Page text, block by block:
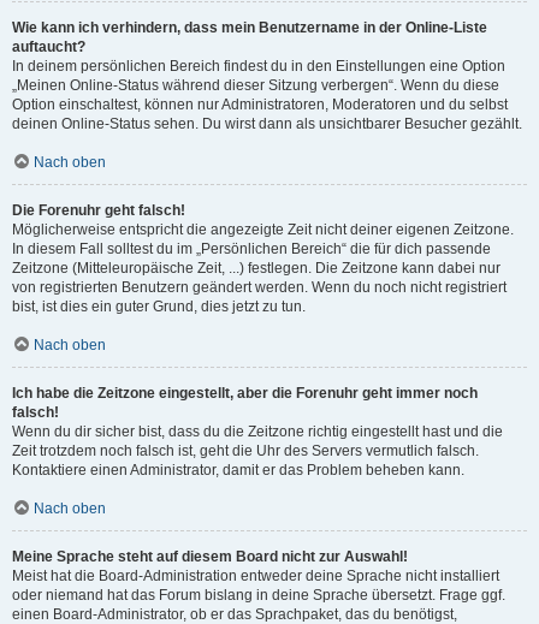
Wie kann ich verhindern, dass mein Benutzername in der Online-Liste
auftaucht?
In deinem persönlichen Bereich findest du in den Einstellungen eine Option
„Meinen Online-Status während dieser Sitzung verbergen“. Wenn du diese
Option einschaltest, können nur Administratoren, Moderatoren und du selbst
deinen Online-Status sehen. Du wirst dann als unsichtbarer Besucher gezählt.
Nach oben
Die Forenuhr geht falsch!
Möglicherweise entspricht die angezeigte Zeit nicht deiner eigenen Zeitzone.
In diesem Fall solltest du im „Persönlichen Bereich“ die für dich passende
Zeitzone (Mitteleuropäische Zeit, ...) festlegen. Die Zeitzone kann dabei nur
von registrierten Benutzern geändert werden. Wenn du noch nicht registriert
bist, ist dies ein guter Grund, dies jetzt zu tun.
Nach oben
Ich habe die Zeitzone eingestellt, aber die Forenuhr geht immer noch
falsch!
Wenn du dir sicher bist, dass du die Zeitzone richtig eingestellt hast und die
Zeit trotzdem noch falsch ist, geht die Uhr des Servers vermutlich falsch.
Kontaktiere einen Administrator, damit er das Problem beheben kann.
Nach oben
Meine Sprache steht auf diesem Board nicht zur Auswahl!
Meist hat die Board-Administration entweder deine Sprache nicht installiert
oder niemand hat das Forum bislang in deine Sprache übersetzt. Frage ggf.
einen Board-Administrator, ob er das Sprachpaket, das du benötigst,